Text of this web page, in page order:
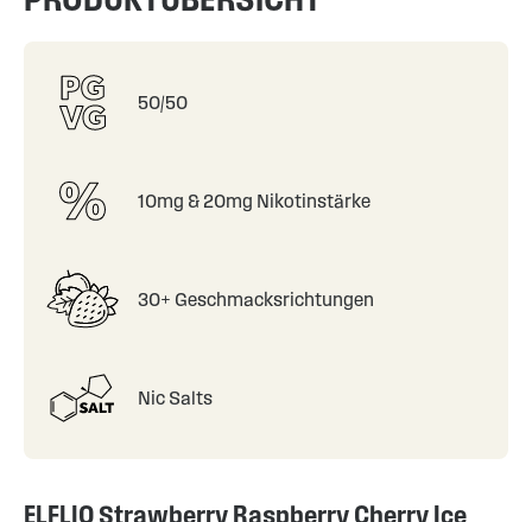
50/50
10mg & 20mg Nikotinstärke
30+ Geschmacksrichtungen
Nic Salts
ELFLIQ Strawberry Raspberry Cherry Ice